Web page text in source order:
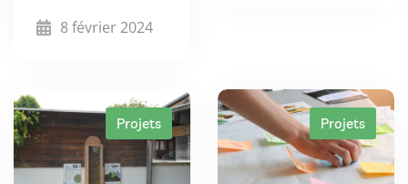
8 février 2024
Projets Projets